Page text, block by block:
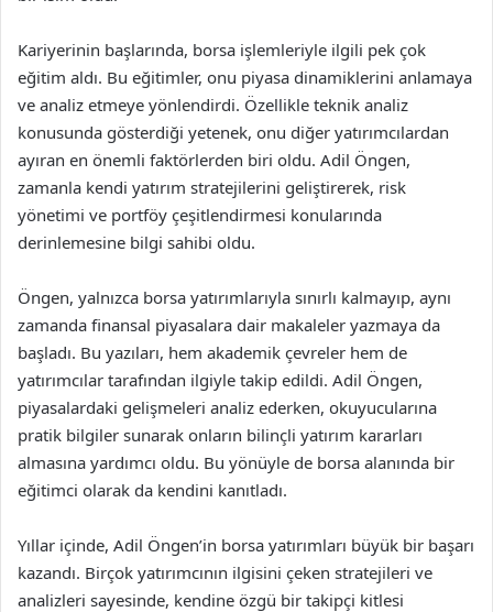
Kariyerinin başlarında, borsa işlemleriyle ilgili pek çok
eğitim aldı. Bu eğitimler, onu piyasa dinamiklerini anlamaya
ve analiz etmeye yönlendirdi. Özellikle teknik analiz
konusunda gösterdiği yetenek, onu diğer yatırımcılardan
ayıran en önemli faktörlerden biri oldu. Adil Öngen,
zamanla kendi yatırım stratejilerini geliştirerek, risk
yönetimi ve portföy çeşitlendirmesi konularında
derinlemesine bilgi sahibi oldu.
Öngen, yalnızca borsa yatırımlarıyla sınırlı kalmayıp, aynı
zamanda finansal piyasalara dair makaleler yazmaya da
başladı. Bu yazıları, hem akademik çevreler hem de
yatırımcılar tarafından ilgiyle takip edildi. Adil Öngen,
piyasalardaki gelişmeleri analiz ederken, okuyucularına
pratik bilgiler sunarak onların bilinçli yatırım kararları
almasına yardımcı oldu. Bu yönüyle de borsa alanında bir
eğitimci olarak da kendini kanıtladı.
Yıllar içinde, Adil Öngen’in borsa yatırımları büyük bir başarı
kazandı. Birçok yatırımcının ilgisini çeken stratejileri ve
analizleri sayesinde, kendine özgü bir takipçi kitlesi